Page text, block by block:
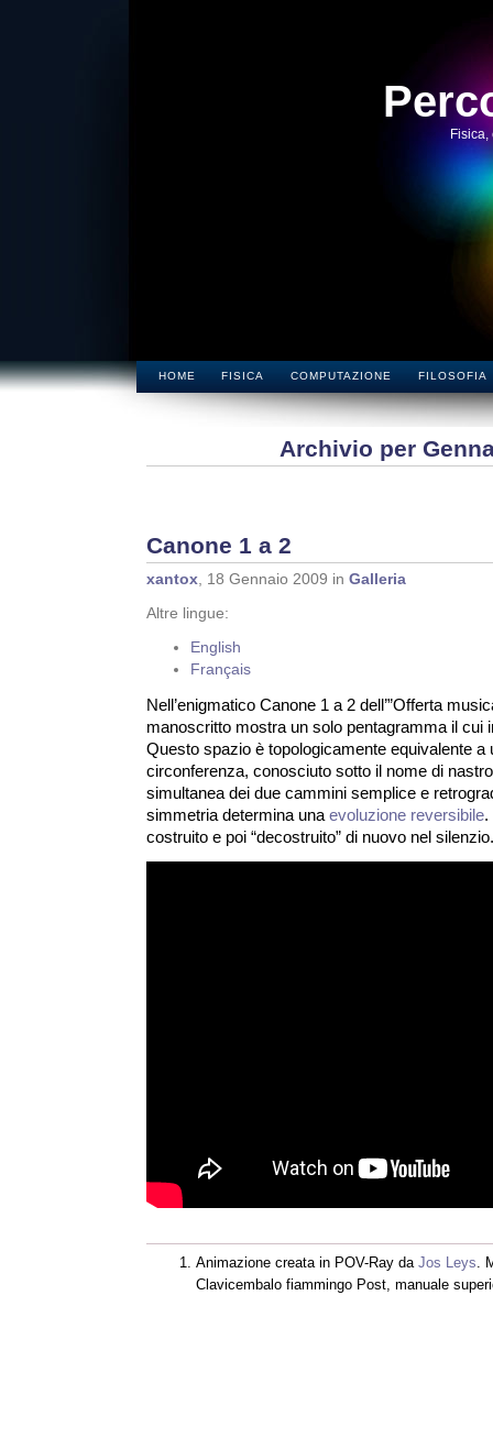
HOME FISICA COMPUTAZIONE FILOSOFIA
Archivio per
Canone 1 a 2
xantox, 18 Gennaio 2009 in Galleria
Altre lingue:
English
Français
Nell’enigmatico Canone 1 a 2 dell’”Offerta
manoscritto mostra un solo pentagramma il cui
Questo spazio è topologicamente equivalente a
circonferenza, conosciuto sotto il nome di
simultanea dei due cammini semplice e
simmetria determina una evoluzione reversibile.
costruito e poi “decostruito” di nuovo nel silenzio.
Animazione creata in POV-Ray da Jos Leys .
Clavicembalo fiammingo Post, manuale